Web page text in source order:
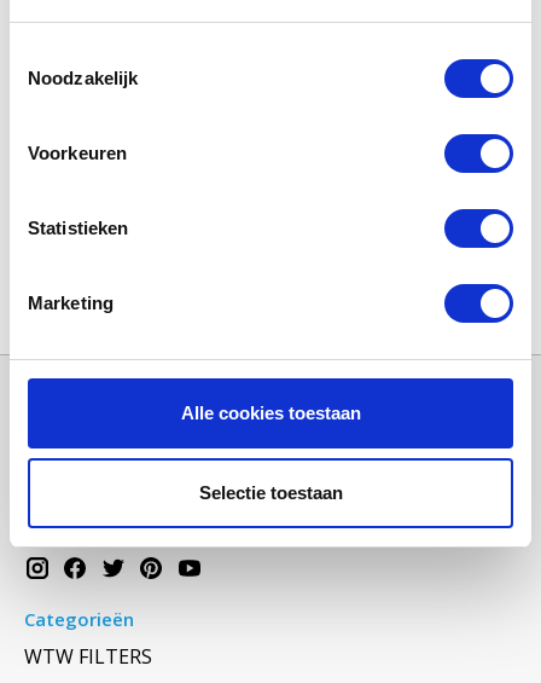
Noodzakelijk
Voorkeuren
Statistieken
Marketing
Alle cookies toestaan
Selectie toestaan
desinfecteren met de juiste middelen. Gebruik
producten die de bacteriën neutraliseren en niet
Terug naar Informatie over WTW
Categorieën
WTW FILTERS